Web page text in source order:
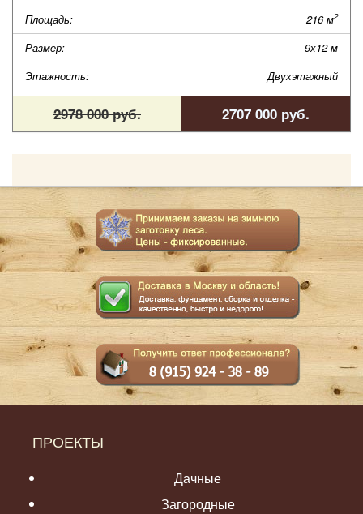
Площадь: 216 м2
Размер:
9х12 м
Этажность:
Двухэтажный
2978 000 руб. 2707 000 руб.
ПРОЕКТЫ
Дачные
Загородные